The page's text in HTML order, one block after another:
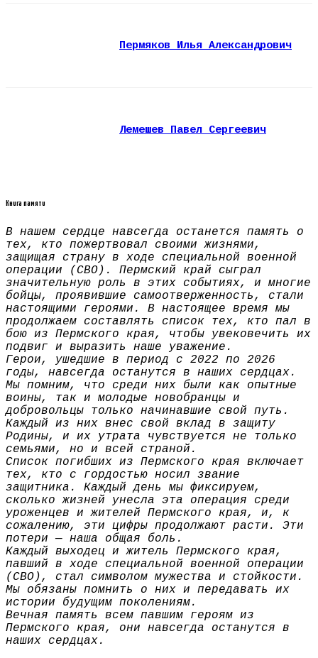
Пермяков Илья Александрович
Лемешев Павел Сергеевич
Книга памяти
В нашем сердце навсегда останется память о
тех, кто пожертвовал своими жизнями,
защищая страну в ходе специальной военной
операции (СВО). Пермский край сыграл
значительную роль в этих событиях, и многие
бойцы, проявившие самоотверженность, стали
настоящими героями. В настоящее время мы
продолжаем составлять список тех, кто пал в
бою из Пермского края, чтобы увековечить их
подвиг и выразить наше уважение.
Герои, ушедшие в период с 2022 по 2026
годы, навсегда останутся в наших сердцах.
Мы помним, что среди них были как опытные
воины, так и молодые новобранцы и
добровольцы только начинавшие свой путь.
Каждый из них внес свой вклад в защиту
Родины, и их утрата чувствуется не только
семьями, но и всей страной.
Список погибших из Пермского края включает
тех, кто с гордостью носил звание
защитника. Каждый день мы фиксируем,
сколько жизней унесла эта операция среди
уроженцев и жителей Пермского края, и, к
сожалению, эти цифры продолжают расти. Эти
потери — наша общая боль.
Каждый выходец и житель Пермского края,
павший в ходе специальной военной операции
(СВО), стал символом мужества и стойкости.
Мы обязаны помнить о них и передавать их
истории будущим поколениям.
Вечная память всем павшим героям из
Пермского края, они навсегда останутся в
наших сердцах.